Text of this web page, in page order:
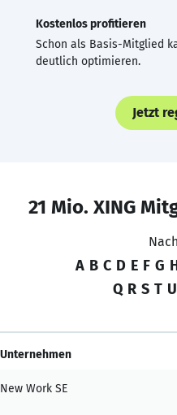
Kostenlos profitieren
Schon als Basis-Mitglied
deutlich optimieren.
Jetzt
21 Mio. XING
A B C D E F G
Q R S T U
Unternehmen
New Work SE